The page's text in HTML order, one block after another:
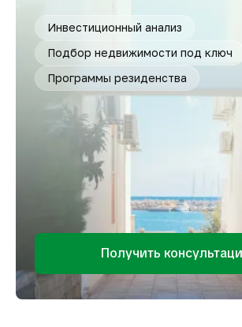
Инвестиционный анализ
Подбор недвижимости под ключ
Программы резиденства
Получить